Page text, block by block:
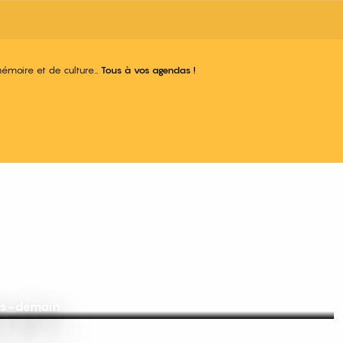
et de culture… Tous à vos agendas !
demain